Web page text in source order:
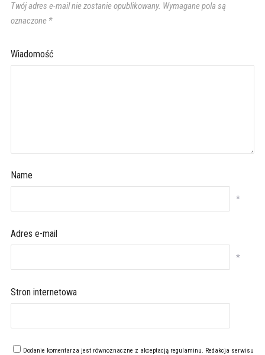
Twój adres e-mail nie zostanie opublikowany. Wymagane pola są
oznaczone *
Wiadomość
Name
*
Adres e-mail
*
Stron internetowa
Dodanie komentarza jest równoznaczne z akceptacją regulaminu. Redakcja serwisu